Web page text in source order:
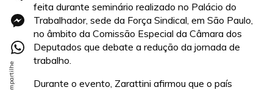
feita durante seminário realizado no Palácio do
Trabalhador, sede da Força Sindical, em São Paulo,
no âmbito da Comissão Especial da Câmara dos
Deputados que debate a redução da jornada de
trabalho.
Durante o evento, Zarattini afirmou que o país